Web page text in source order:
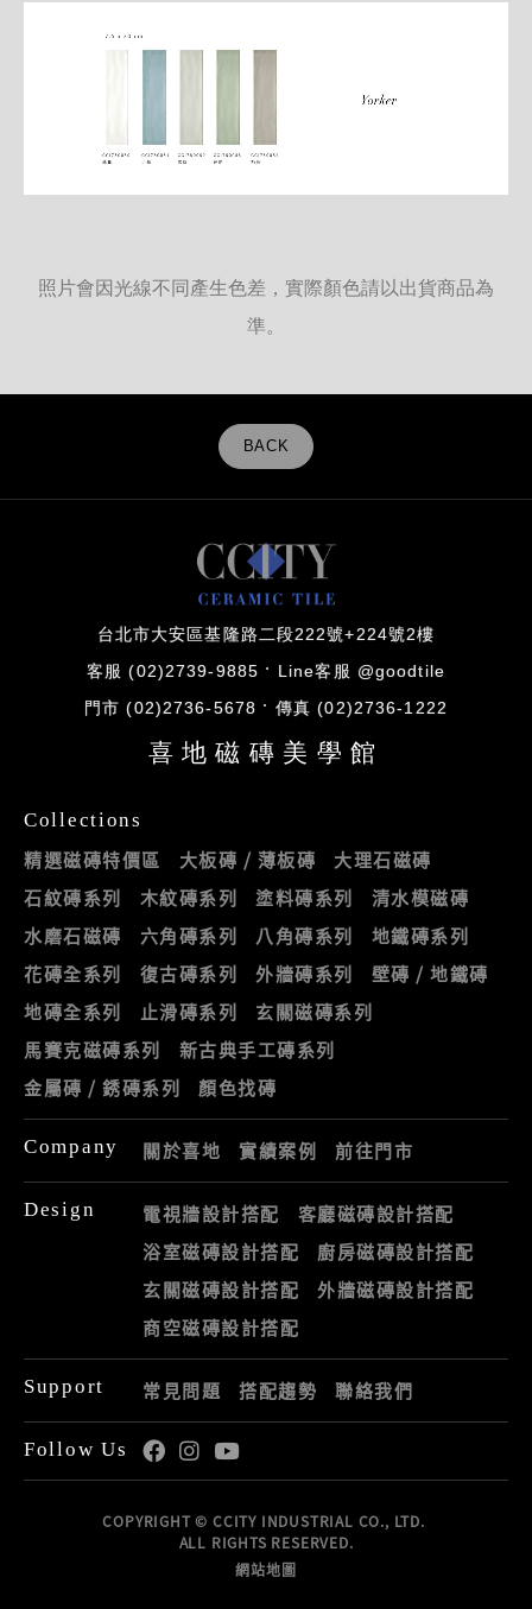
照片會因光線不同產生色差，實際顏色請以出貨商品為
準。
BACK
台北市大安區基隆路二段222號+224號2樓
客服 (02)2739-9885 Line客服 @goodtile
門市 (02)2736-5678 傳真 (02)2736-1222
喜地磁磚美學館
Collections
精選磁磚特價區 大板磚 / 薄板磚
大理石磁磚
石紋磚系列
木紋磚系列 塗料磚系列
清水模磁磚
水磨石磁磚
六角磚系列 八角磚系列
地鐵磚系列
花磚全系列
復古磚系列 外牆磚系列
壁磚 / 地鐵磚
地磚全系列
止滑磚系列
玄關磁磚系列
馬賽克磁磚系列
新古典手工磚系列
金屬磚 / 銹磚系列
顏色找磚
Company 關於喜地 實績案例 前往門市
Design 電視牆設計搭配
客廳磁磚設計搭配
浴室磁磚設計搭配
廚房磁磚設計搭配
玄關磁磚設計搭配
外牆磁磚設計搭配
商空磁磚設計搭配
Support 常見問題 搭配趨勢 聯絡我們
Follow Us
COPYRIGHT © CCITY INDUSTRIAL CO., LTD.
ALL RIGHTS RESERVED.
網站地圖